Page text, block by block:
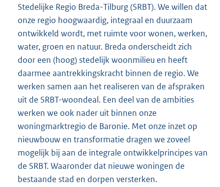
Stedelijke Regio Breda-Tilburg (SRBT). We willen dat
onze regio hoogwaardig, integraal en duurzaam
ontwikkeld wordt, met ruimte voor wonen, werken,
water, groen en natuur. Breda onderscheidt zich
door een (hoog) stedelijk woonmilieu en heeft
daarmee aantrekkingskracht binnen de regio. We
werken samen aan het realiseren van de afspraken
uit de SRBT-woondeal. Een deel van de ambities
werken we ook nader uit binnen onze
woningmarktregio de Baronie. Met onze inzet op
nieuwbouw en transformatie dragen we zoveel
mogelijk bij aan de integrale ontwikkelprincipes van
de SRBT. Waaronder dat nieuwe woningen de
bestaande stad en dorpen versterken.